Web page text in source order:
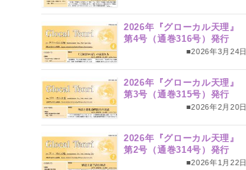
2026年『グローカル天理』
第4号（通巻316号）発行
■2026年3月24日
2026年『グローカル天理』
第3号（通巻315号）発行
■2026年2月20日
2026年『グローカル天理』
第2号（通巻314号）発行
■2026年1月22日